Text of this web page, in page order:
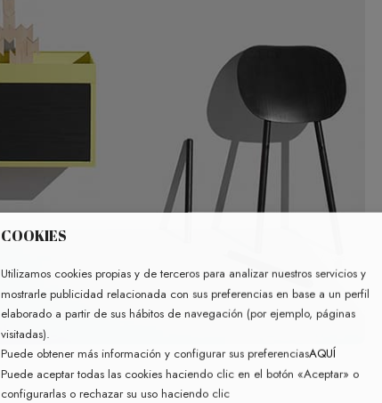
COOKIES
Utilizamos cookies propias y de terceros para analizar nuestros servicios y
mostrarle publicidad relacionada con sus preferencias en base a un perfil
elaborado a partir de sus hábitos de navegación (por ejemplo, páginas
visitadas).
Puede obtener más información y configurar sus preferenciasAQUÍ
Puede aceptar todas las cookies haciendo clic en el botón «Aceptar» o
configurarlas o rechazar su uso haciendo clic